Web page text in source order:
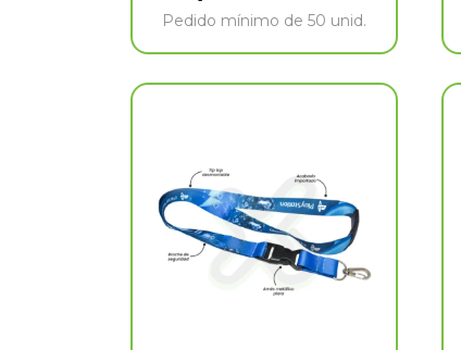
Pedido mínimo de 50 unid.